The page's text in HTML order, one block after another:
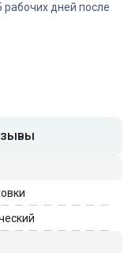
рабочих дней после